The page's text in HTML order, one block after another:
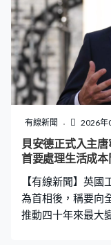
有線新聞 2026年
貝安德正式入主
首要處理生活成本
【有線新聞】英
為首相後，稱要向
推動四十年來最大